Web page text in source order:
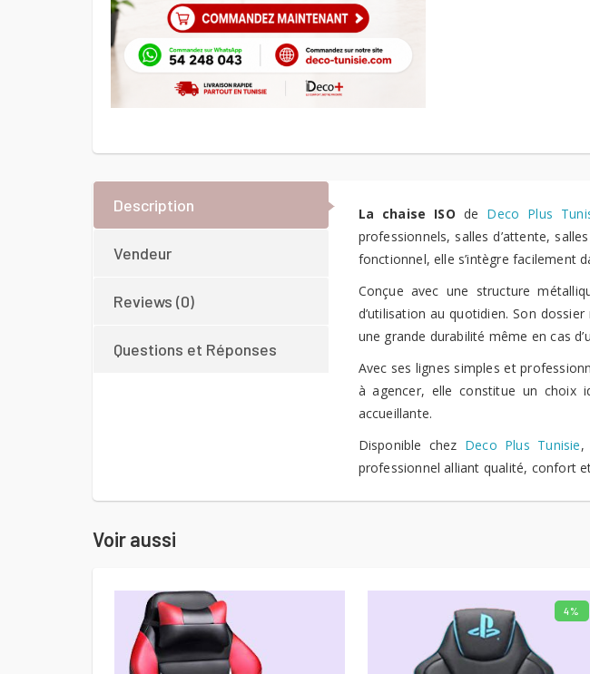
Description
Vendeur
Reviews (0)
Questions et Réponses
La chaise ISO de Deco Plus
professionnels, salles d’attente,
fonctionnel, elle s’intègre facilement
Conçue avec une structure
d’utilisation au quotidien. Son
une grande durabilité même en cas
Avec ses lignes simples et
à agencer, elle constitue un choix
accueillante.
Disponible chez Deco Plus Tunisie,
professionnel alliant qualité, confort
Voir aussi
LIRE LA SUITE 4%
LIRE LA SUITE